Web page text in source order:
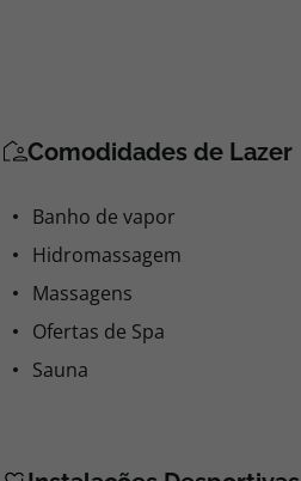
Comodidades de Lazer
Banho de vapor
Hidromassagem
Massagens
Ofertas de Spa
Sauna